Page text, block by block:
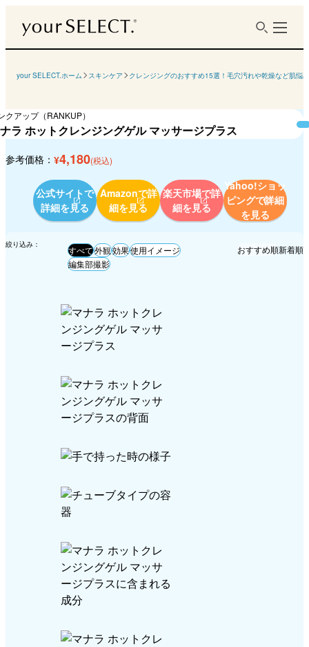
your SELECT.ホーム スキンケア クレンジングのおすすめ15選！毛穴汚れや乾燥など肌悩
クアップ（RANKUP）
ラ ホットクレンジングゲル マッサージプラス
参考価格： ¥4,180(税込)
公式サイトで
詳細を見る
Amazonで詳
細を見る
楽天市場で詳
細を見る
Yahoo!ショッ
ピングで詳細
を見る
絞り込み： すべて外観効果使用イメージ
編集部撮影
おすすめ順新着順